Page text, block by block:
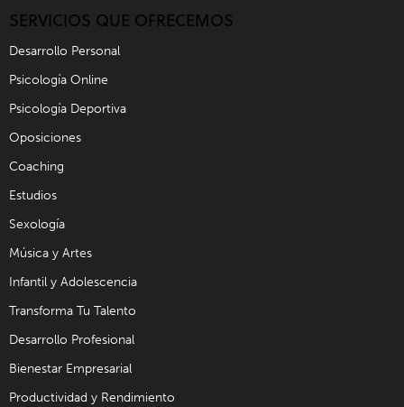
SERVICIOS QUE OFRECEMOS
Desarrollo Personal
Psicología Online
Psicología Deportiva
Oposiciones
Coaching
Estudios
Sexología
Música y Artes
Infantil y Adolescencia
Transforma Tu Talento
Desarrollo Profesional
Bienestar Empresarial
Productividad y Rendimiento